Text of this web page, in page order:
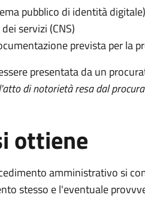
pubblico di identità
servizi (CNS)
prevista per la
presentata da un
di notorietà resa dal
ottiene
amministrativo si
stesso e l'eventuale